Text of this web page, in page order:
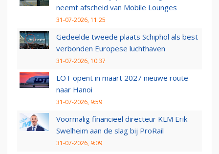
neemt afscheid van Mobile Lounges
31-07-2026, 11:25
Gedeelde tweede plaats Schiphol als best
verbonden Europese luchthaven
31-07-2026, 10:37
LOT opent in maart 2027 nieuwe route
naar Hanoi
31-07-2026, 9:59
Voormalig financieel directeur KLM Erik
Swelheim aan de slag bij ProRail
31-07-2026, 9:09